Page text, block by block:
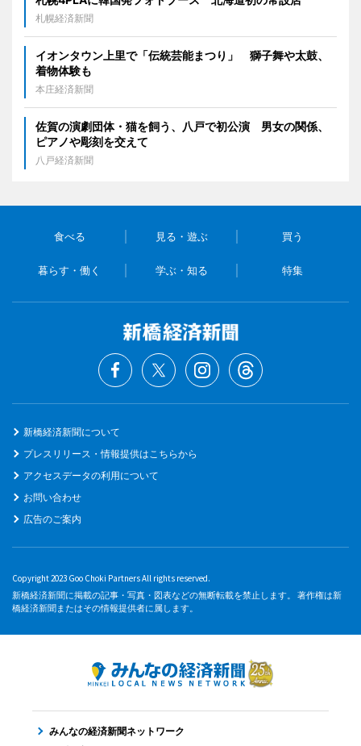
札幌経済新聞
イオンタウン上里で「伝統芸能まつり」 獅子舞や太鼓、
着物体験も
本庄経済新聞
佐賀の演劇団体・猫を飼う、八戸で初公演 男女の関係、
ピアノや彫刻を交えて
八戸経済新聞
食べる 見る・遊ぶ 買う
暮らす・働く 学ぶ・知る 特集
新橋経済新聞について
プレスリリース・情報提供はこちらから
アクセスデータの利用について
お問い合わせ
広告のご案内
Copyright 2023 Goo Choki Partners All rights reserved.
新橋経済新聞に掲載の記事・写真・図表などの無断転載を禁止します。 著作権は新
橋経済新聞またはその情報提供者に属します。
みんなの経済新聞ネットワーク